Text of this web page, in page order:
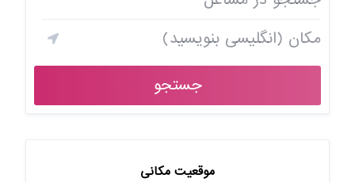
جستجو
موقعیت مکانی